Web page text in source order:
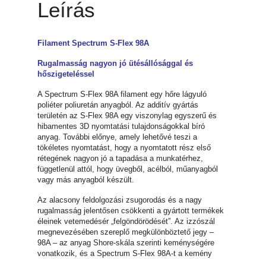
Leírás
Filament Spectrum S-Flex 98A
Rugalmasság nagyon jó ütésállósággal és
hőszigeteléssel
A Spectrum S-Flex 98A filament egy hőre lágyuló
poliéter poliuretán anyagból. Az additív gyártás
területén az S-Flex 98A egy viszonylag egyszerű és
hibamentes 3D nyomtatási tulajdonságokkal bíró
anyag. További előnye, amely lehetővé teszi a
tökéletes nyomtatást, hogy a nyomtatott rész első
rétegének nagyon jó a tapadása a munkatérhez,
függetlenül attól, hogy üvegből, acélból, műanyagból
vagy más anyagból készült.
Az alacsony feldolgozási zsugorodás és a nagy
rugalmasság jelentősen csökkenti a gyártott termékek
éleinek vetemedésér „felgöndörödését”. Az izzószál
megnevezésében szereplő megkülönböztető jegy –
98A – az anyag Shore-skála szerinti keménységére
vonatkozik, és a Spectrum S-Flex 98A-t a kemény